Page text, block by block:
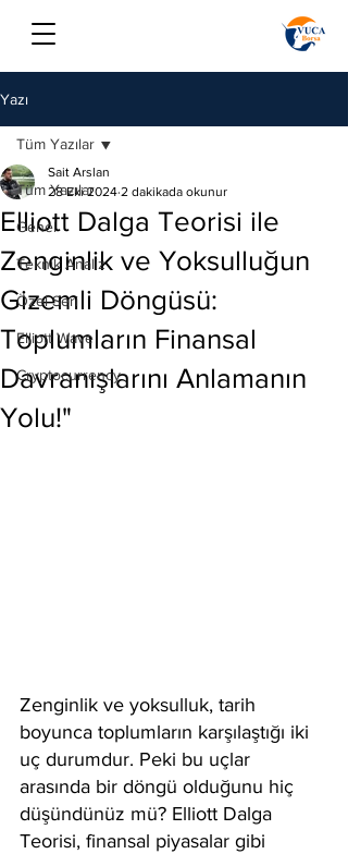
Yazı
Tüm Yazılar
Genel
Teknik Analiz
Özel Seri
Elliott Wave
Cryptocurrency
Tüm Yazılar
Elliott Dalga Teorisi ile
Zenginlik ve Yoksulluğun
Gizemli Döngüsü:
Toplumların Finansal
Davranışlarını Anlamanın
Yolu!"
Sait Arslan
28 Eki 2024 2 dakikada okunur
Zenginlik ve yoksulluk, tarih
boyunca toplumların karşılaştığı iki
uç durumdur. Peki bu uçlar
arasında bir döngü olduğunu hiç
düşündünüz mü? Elliott Dalga
Teorisi, finansal piyasalar gibi